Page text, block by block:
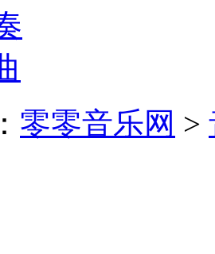
零零音乐网 >